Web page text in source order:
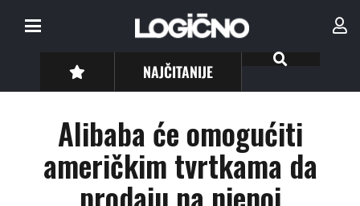
NAJČITANIJE
Alibaba će omogućiti
američkim tvrtkama da